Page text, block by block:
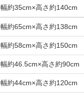
幅約35cm×高さ約140cm
幅約65cm×高さ約138cm
幅約58cm×高さ約150cm
幅約46.5cm×高さ約90cm
幅約44cm×高さ約120cm